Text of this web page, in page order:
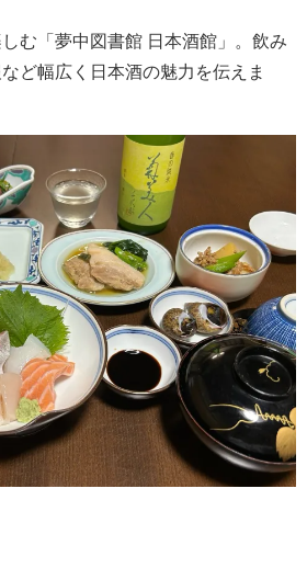
む「夢中図書館 日本酒館」。飲み
ど幅広く日本酒の魅力を伝えま